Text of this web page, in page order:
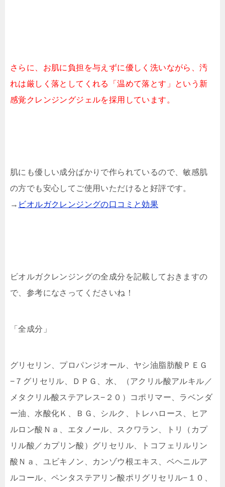
さらに、お肌に負担を与えずに優しく洗いながら、汚
れは厳しく落としてくれる「温めて落とす」という新
感覚クレンジングジェルを採用しています。
肌にも優しい成分ばかりで作られているので、敏感肌
の方でも安心してご使用いただけると好評です。
→ ビオルガクレンジングの口コミと効果
ビオルガクレンジングの全成分を記載しておきますの
で、参考になさってくださいね！
「全成分」
グリセリン、プロパンジオール、ヤシ油脂肪酸ＰＥＧ
−７グリセリル、ＤＰＧ、水、（アクリル酸アルキル／
メタクリル酸ステアレス−２０）コポリマー、ラベンダ
ー油、水酸化Ｋ、ＢＧ、シルク、トレハロース、ヒア
ルロン酸Ｎａ、エタノール、スクワラン、トリ（カプ
リル酸／カプリン酸）グリセリル、トコフェリルリン
酸Ｎａ、ユビキノン、カンゾウ根エキス、ベヘニルア
ルコール、ペンタステアリン酸ポリグリセリル−１０、